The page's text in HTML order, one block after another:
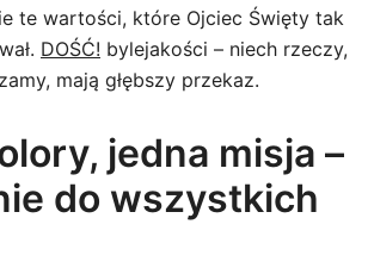
te wartości, które Ojciec Święty tak
DOŚĆ! bylejakości – niech rzeczy,
mają głębszy przekaz.
jedna misja –
do wszystkich